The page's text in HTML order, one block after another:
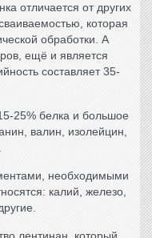
отличается от других
которая
обработки. А
ещё и является
составляет 35-
25% белка и большое
валин, изолейцин,
необходимыми
калий, железо,